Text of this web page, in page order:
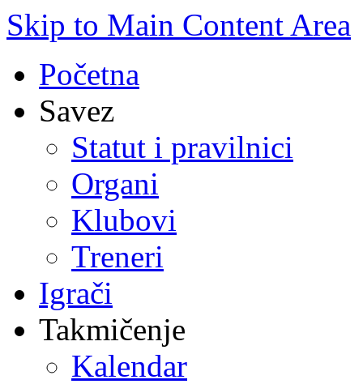
Skip to Main Content Area
Početna
Savez
Statut i pravilnici
Organi
Klubovi
Treneri
Igrači
Takmičenje
Kalendar